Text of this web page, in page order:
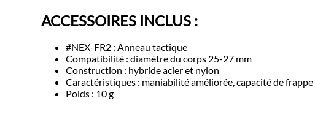
ACCESSOIRES INCLUS :
#NEX-FR2 : Anneau tactique
Compatibilité : diamètre du corps 25-27 mm
Construction : hybride acier et nylon
Caractéristiques : maniabilité améliorée, capacité de frappe
Poids : 10 g